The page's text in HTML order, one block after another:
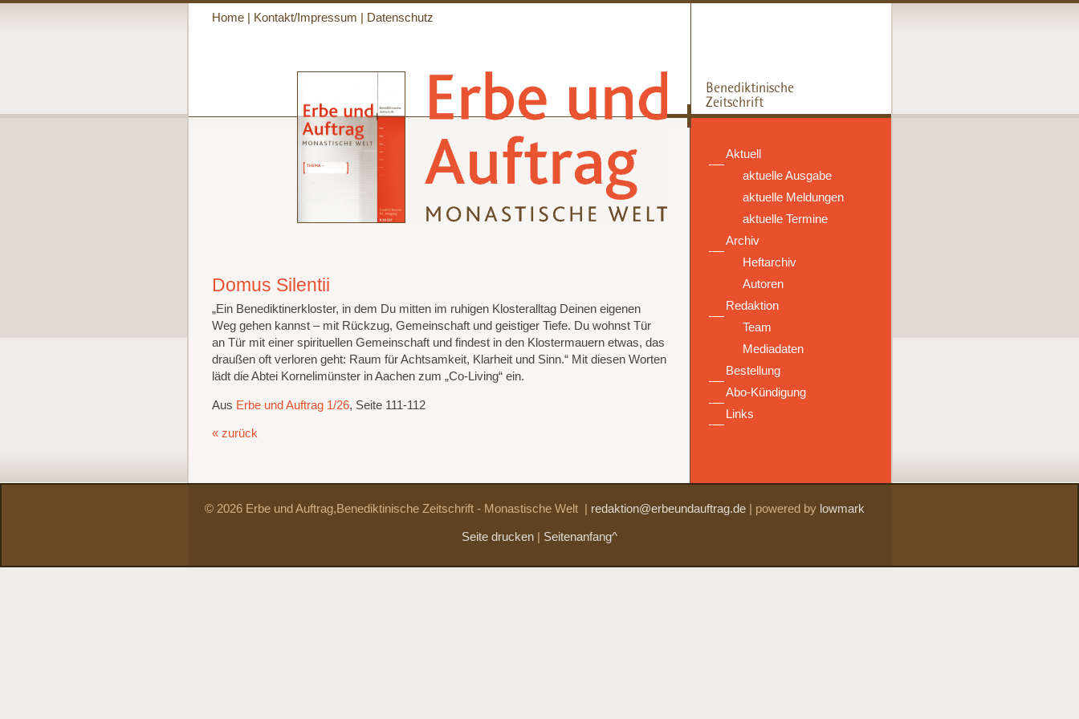
Home| Kontakt/Impressum Datenschutz
Aktuell
aktuelle Ausgabe
aktuelle Meldungen
aktuelle Termine
Archiv
Heftarchiv
Autoren
Redaktion
Team
Mediadaten
Bestellung
Abo-Kündigung
Links
Domus Silentii
„Ein Benediktinerkloster, in dem Du mitten im ruhigen Klosteralltag Deinen eigenen
Weg gehen kannst – mit Rückzug, Gemeinschaft und geistiger Tiefe. Du wohnst Tür
an Tür mit einer spirituellen Gemeinschaft und findest in den Klostermauern etwas, das
draußen oft verloren geht: Raum für Achtsamkeit, Klarheit und Sinn.“ Mit diesen Worten
lädt die Abtei Kornelimünster in Aachen zum „Co-Living“ ein.
Aus Erbe und Auftrag 1/26, Seite 111-112
« zurück
© 2026 Erbe und Auftrag,Benediktinische Zeitschrift - Monastische Welt redaktion@erbeundauftrag.de| powered by lowmark
Seite drucken Seitenanfang^